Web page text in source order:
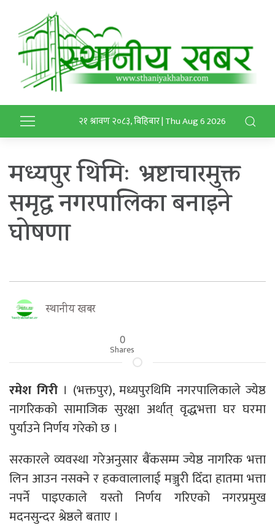
२१ श्रावण २०८३, बिहिबार | Thu Aug 6 2026
मध्यपुर थिमिः भ्रष्टाचारमुक्त
समृद्ध नगरपालिका बनाइने
घोषणा
स्थानीय खबर
0
Shares
रमेश गिरी। (भक्तपुर), मध्यपुरथिमि नगरपालिकाले ज्येष्ठ
नागरिकको सामाजिक सुरक्षा अर्थात् वृद्धभत्ता घर घरमा
पुर्याउने निर्णय गरेको छ ।
सरकारले व्यवस्था गरेअनुसार बैंकसम्म ज्येष्ठ नागरिक भत्ता
लिन आउन नसक्ने र हकवालालाई मञ्जुरी दिँदा हातमा भत्ता
नपर्ने पाइएकाले यस्तो निर्णय गरिएको नगरप्रमुख
मदनसुन्दर श्रेष्ठले बताए ।